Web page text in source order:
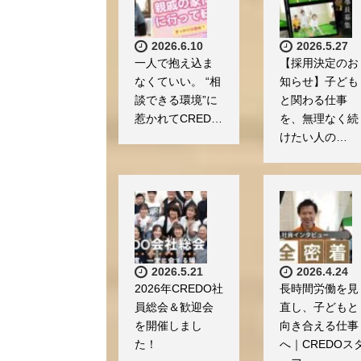
2026.6.10
一人で抱え込ま
なくていい。 “相
談できる環境”に
惹かれてCRED…
2026.5.27
【採用決定のお
知らせ】子ども
と関わる仕事
を、無理なく続
けたい人の…
2026.5.21
2026年CREDO社
員総会＆歓迎会
を開催しまし
た！
2026.4.24
長時間労働を見
直し、子どもと
向き合える仕事
へ｜CREDOス